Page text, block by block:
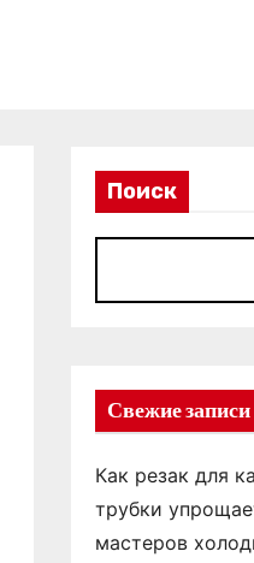
Поиск
Свежие записи
Как резак для
трубки
мастеров